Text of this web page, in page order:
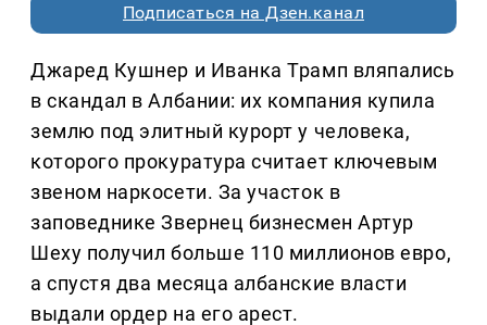
Подписаться на Дзен.канал
Джаред Кушнер и Иванка Трамп вляпались
в скандал в Албании: их компания купила
землю под элитный курорт у человека,
которого прокуратура считает ключевым
звеном наркосети. За участок в
заповеднике Звернец бизнесмен Артур
Шеху получил больше 110 миллионов евро,
а спустя два месяца албанские власти
выдали ордер на его арест.